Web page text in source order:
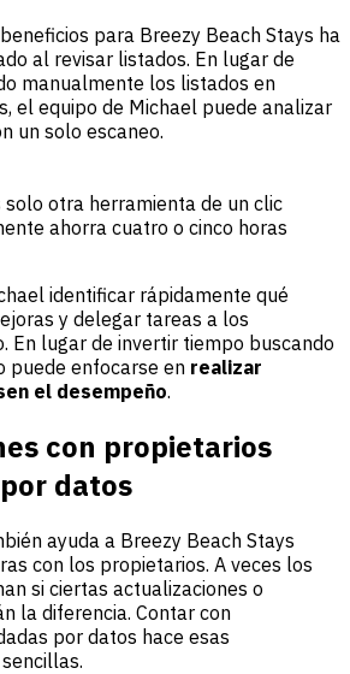
para Breezy Beach Stays ha
al revisar listados. En lugar de
manualmente los listados en
el equipo de Michael puede analizar
un solo escaneo.
solo otra herramienta de un clic
ahorra cuatro o cinco horas
identificar rápidamente qué
y delegar tareas a los
En lugar de invertir tiempo buscando
puede enfocarse en realizar
el desempeño.
con propietarios
datos
ayuda a Breezy Beach Stays
con los propietarios. A veces los
si ciertas actualizaciones o
la diferencia. Contar con
por datos hace esas